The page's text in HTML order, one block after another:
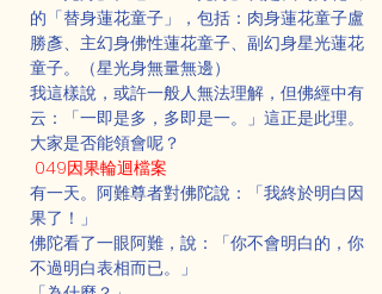
的「替身蓮花童子」，包括：肉身蓮花童子盧
勝彥、主幻身佛性蓮花童子、副幻身星光蓮花
童子。（星光身無量無邊）
我這樣說，或許一般人無法理解，但佛經中有
云：「一即是多，多即是一。」這正是此理。
大家是否能領會呢？
049因果輪迴檔案
有一天。阿難尊者對佛陀說：「我終於明白因
果了！」
佛陀看了一眼阿難，說：「你不會明白的，你
不過明白表相而已。」